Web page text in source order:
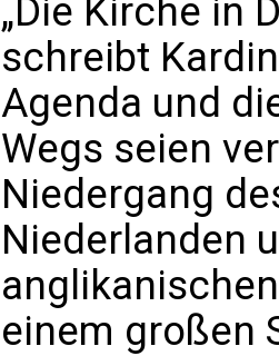
„Die Kirche in
schreibt
Agenda und
Wegs seien
Niedergang
Niederlanden
einem großen